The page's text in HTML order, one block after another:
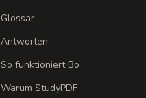
Glossar
Antworten
So funktioniert Bo
Warum StudyPDF